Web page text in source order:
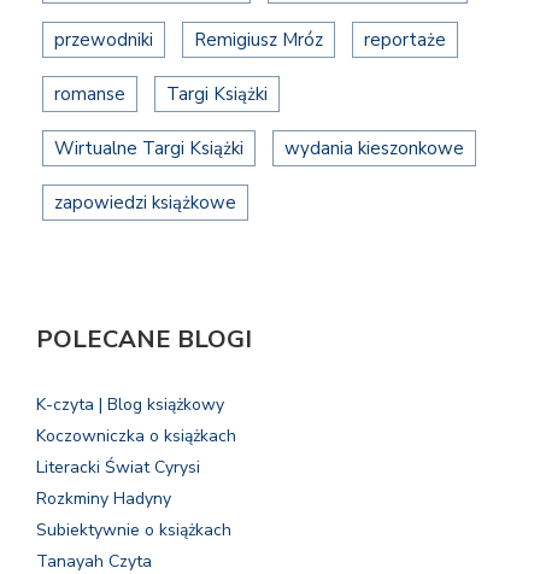
przewodniki Remigiusz Mróz reportaże
romanse Targi Książki
Wirtualne Targi Książki wydania kieszonkowe
zapowiedzi książkowe
POLECANE BLOGI
K-czyta | Blog książkowy
Koczowniczka o książkach
Literacki Świat Cyrysi
Rozkminy Hadyny
Subiektywnie o książkach
Tanayah Czyta